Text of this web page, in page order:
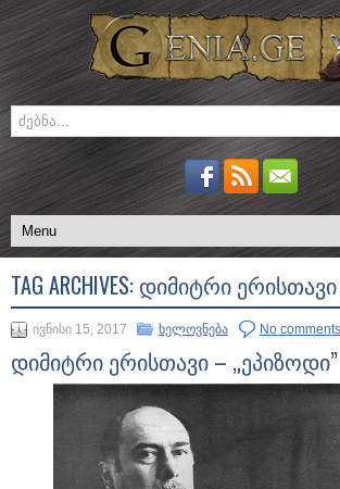
TAG ARCHIVES: ᲓᲘᲛᲘᲢᲠᲘ ᲔᲠᲘᲡᲗᲐᲕᲘ
ივნისი 15, 2017 ხელოვნება No comments
დიმიტრი ერისთავი – „ეპიზოდი”